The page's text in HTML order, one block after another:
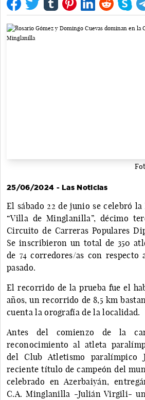
25/06/2024 - Las Noticias
El sábado 22 de junio se celebró
“Villa de Minglanilla”, décimo
Circuito de Carreras Populares
Se inscribieron un total de 350
de 74 corredores/as con
pasado.
El recorrido de la prueba fue el
años, un recorrido de 8,5 km
cuenta la orografía de la localidad.
Antes del comienzo de la
reconocimiento al atleta
del Club Atletismo paralímpico
reciente título de campeón del
celebrado en Azerbaiyán,
C.A. Minglanilla -Julián Virgili-